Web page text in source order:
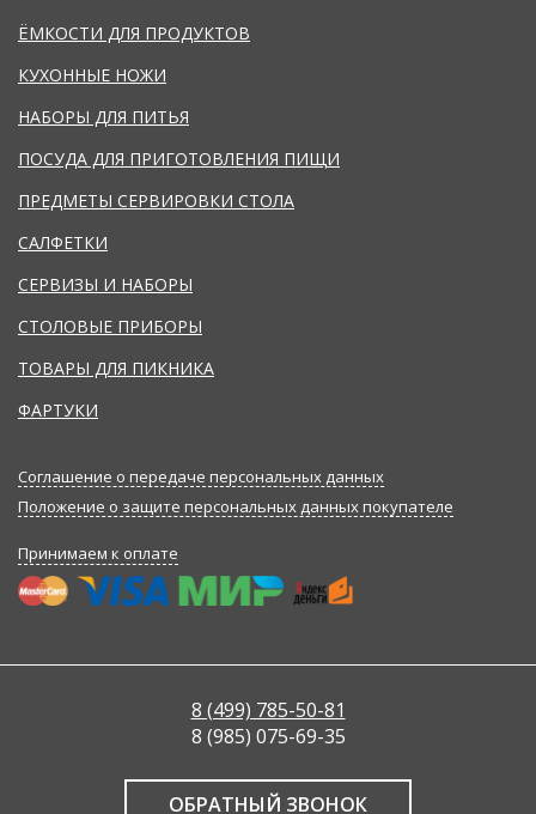
ЁМКОСТИ ДЛЯ ПРОДУКТОВ
КУХОННЫЕ НОЖИ
НАБОРЫ ДЛЯ ПИТЬЯ
ПОСУДА ДЛЯ ПРИГОТОВЛЕНИЯ ПИЩИ
ПРЕДМЕТЫ СЕРВИРОВКИ СТОЛА
САЛФЕТКИ
СЕРВИЗЫ И НАБОРЫ
СТОЛОВЫЕ ПРИБОРЫ
ТОВАРЫ ДЛЯ ПИКНИКА
ФАРТУКИ
Соглашение о передаче персональных данных
Положение о защите персональных данных покупателе
Принимаем к оплате
8 (499) 785-50-81
8 (985) 075-69-35
ОБРАТНЫЙ ЗВОНОК